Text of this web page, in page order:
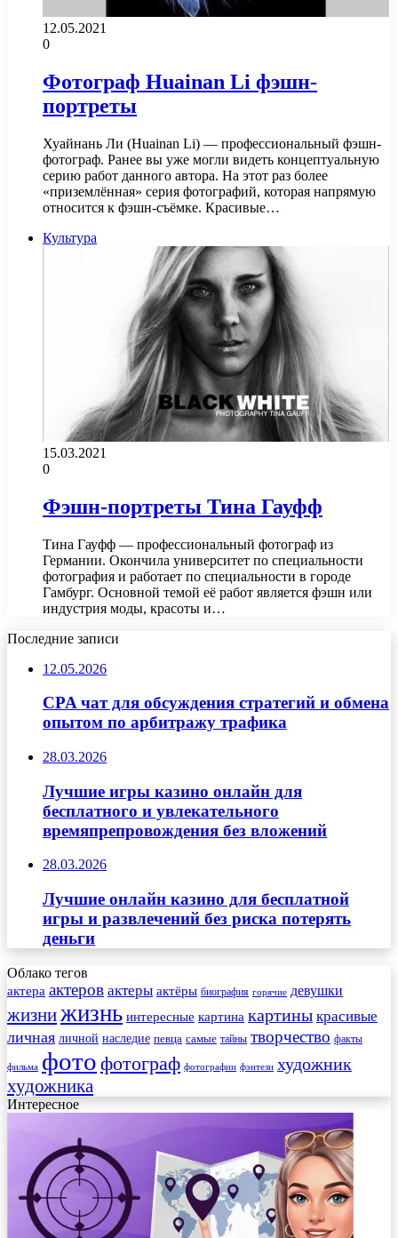
12.05.2021
0
Фотограф Huainan Li фэшн-
портреты
Хуайнань Ли (Huainan Li) — профессиональный фэшн-
фотограф. Ранее вы уже могли видеть концептуальную
серию работ данного автора. На этот раз более
«приземлённая» серия фотографий, которая напрямую
относится к фэшн-съёмке. Красивые…
Культура
15.03.2021
0
Фэшн-портреты Тина Гауфф
Тина Гауфф — профессиональный фотограф из
Германии. Окончила университет по специальности
фотография и работает по специальности в городе
Гамбург. Основной темой её работ является фэшн или
индустрия моды, красоты и…
Последние записи
12.05.2026
CPA чат для обсуждения стратегий и обмена
опытом по арбитражу трафика
28.03.2026
Лучшие игры казино онлайн для
бесплатного и увлекательного
времяпрепровождения без вложений
28.03.2026
Лучшие онлайн казино для бесплатной
игры и развлечений без риска потерять
деньги
Облако тегов
актера актеров актеры актёры биография горячие девушки
жизнижизнь интересные картина картины красивые
личная личной наследие певца самые тайны творчество факты
фильма фото фотограф фотографии фэнтези художник
художника
Интересное